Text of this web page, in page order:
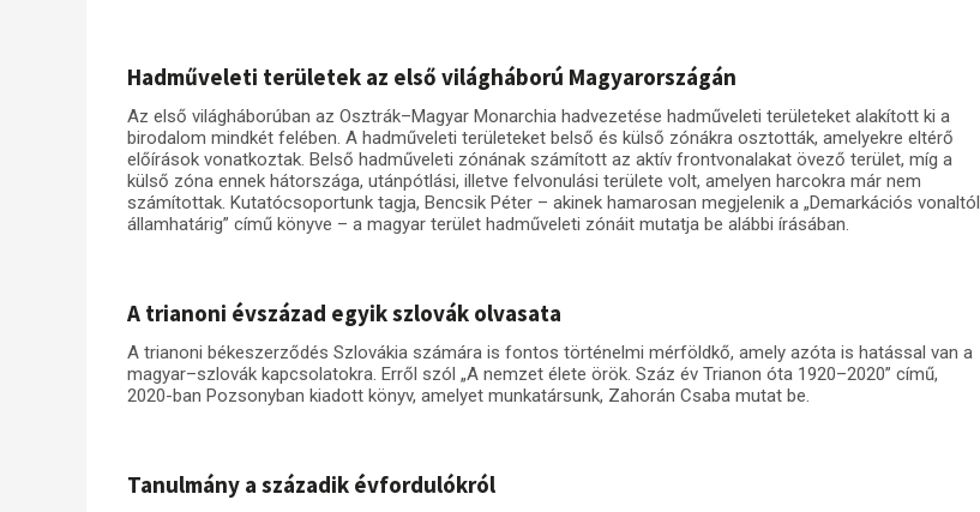
Hadműveleti területek az első világháború Magyarországán
Az első világháborúban az Osztrák–Magyar Monarchia hadvezetése hadműveleti területeket alakított ki a
birodalom mindkét felében. A hadműveleti területeket belső és külső zónákra osztották, amelyekre eltérő
előírások vonatkoztak. Belső hadműveleti zónának számított az aktív frontvonalakat övező terület, míg a
külső zóna ennek hátországa, utánpótlási, illetve felvonulási területe volt, amelyen harcokra már nem
számítottak. Kutatócsoportunk tagja, Bencsik Péter – akinek hamarosan megjelenik a „Demarkációs vonaltól
államhatárig” című könyve – a magyar terület hadműveleti zónáit mutatja be alábbi írásában.
A trianoni évszázad egyik szlovák olvasata
A trianoni békeszerződés Szlovákia számára is fontos történelmi mérföldkő, amely azóta is hatással van a
magyar–szlovák kapcsolatokra. Erről szól „A nemzet élete örök. Száz év Trianon óta 1920–2020” című,
2020-ban Pozsonyban kiadott könyv, amelyet munkatársunk, Zahorán Csaba mutat be.
Tanulmány a századik évfordulókról